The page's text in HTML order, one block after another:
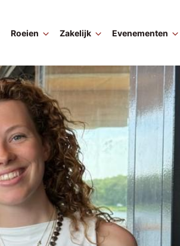
Roeien Zakelijk Evenementen